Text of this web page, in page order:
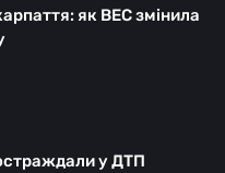
як ВЕС змінила
у ДТП